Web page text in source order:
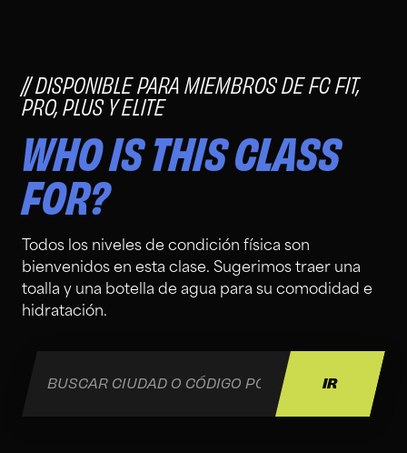
DISPONIBLE PARA MIEMBROS DE FC FIT,
PRO, PLUS Y ELITE
WHO IS THIS CLASS
FOR?
Todos los niveles de condición física son
bienvenidos en esta clase. Sugerimos traer una
toalla y una botella de agua para su comodidad e
hidratación.